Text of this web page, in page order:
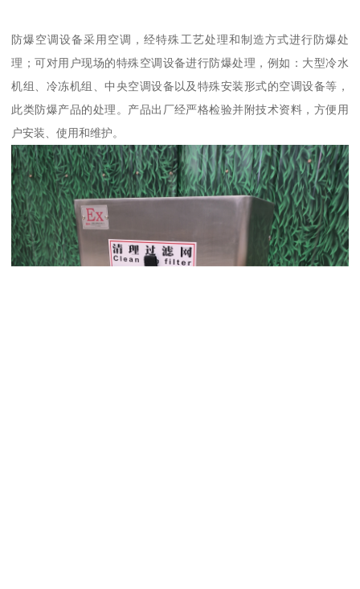
防爆空调设备采用空调，经特殊工艺处理和制造方式进行防爆处
理；可对用户现场的特殊空调设备进行防爆处理，例如：大型冷水
机组、冷冻机组、中央空调设备以及特殊安装形式的空调设备等，
此类防爆产品的处理。产品出厂经严格检验并附技术资料，方便用
户安装、使用和维护。